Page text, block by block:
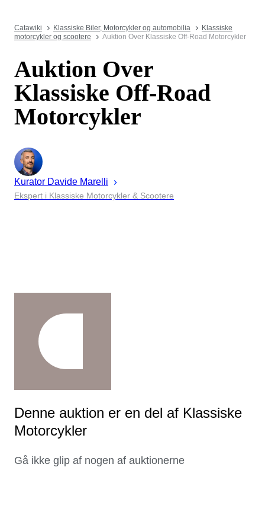
Catawiki Klassiske Biler, Motorcykler og automobilia
Klassiske
motorcykler og scootere
Auktion Over Klassiske Off-Road Motorcykler
Auktion Over
Klassiske Off-Road
Motorcykler
Kurator Davide Marelli
Ekspert i Klassiske Motorcykler & Scootere
Denne auktion er en del af Klassiske
Motorcykler
Gå ikke glip af nogen af auktionerne